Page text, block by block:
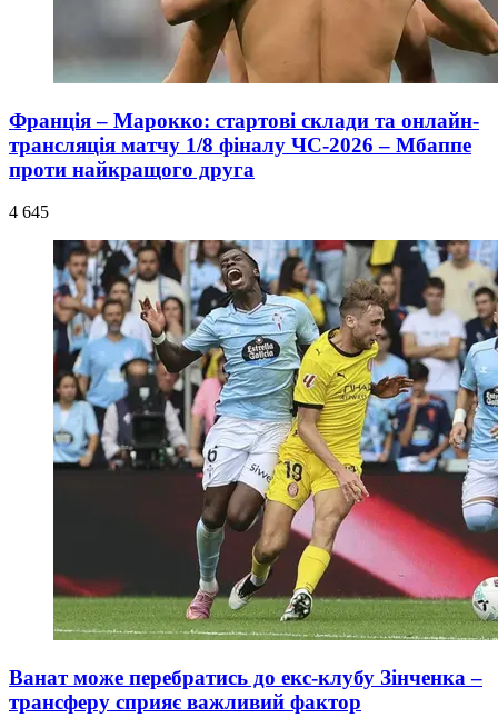
Франція – Марокко: стартові склади та онлайн-
трансляція матчу 1/8 фіналу ЧС-2026 – Мбаппе
проти найкращого друга
4 645
Ванат може перебратись до екс-клубу Зінченка –
трансферу сприяє важливий фактор